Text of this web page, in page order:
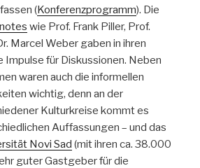
(Konferenzprogramm). Die
wie Prof. Frank Piller, Prof.
Marcel Weber gaben in ihren
für Diskussionen. Neben
waren auch die informellen
wichtig, denn an der
Kulturkreise kommt es
Auffassungen – und das
Novi Sad (mit ihren ca. 38.000
guter Gastgeber für die